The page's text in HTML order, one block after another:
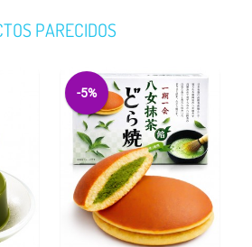
PARECIDOS
-5%